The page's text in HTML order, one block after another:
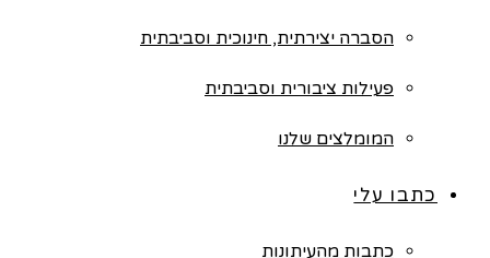
הסברה יצירתית, חינוכית וסביבתית
פעילות ציבורית וסביבתית
המומלצים שלנו
כתבו עלי
כתבות מהעיתונות